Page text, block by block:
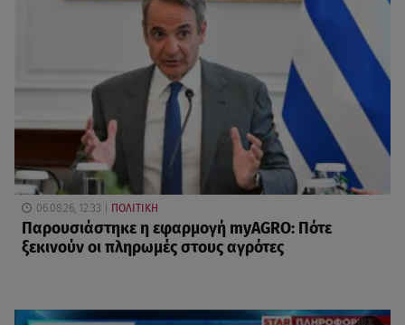
06.08.26, 12:33 ΠΟΛΙΤΙΚΗ
Παρουσιάστηκε η εφαρμογή myAGRO: Πότε
ξεκινούν οι πληρωμές στους αγρότες